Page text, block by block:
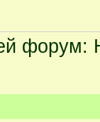
форум: